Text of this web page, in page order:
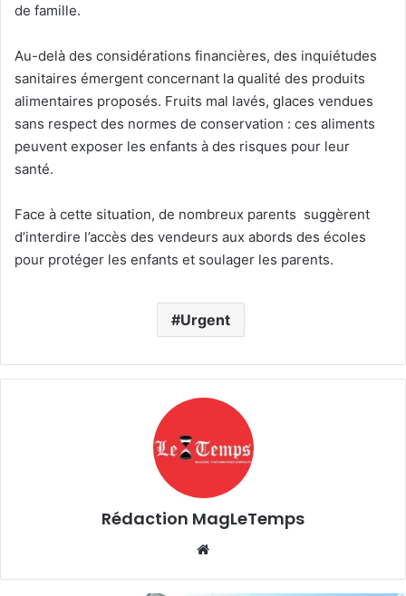
de famille.
Au-delà des considérations financières, des inquiétudes
sanitaires émergent concernant la qualité des produits
alimentaires proposés. Fruits mal lavés, glaces vendues
sans respect des normes de conservation : ces aliments
peuvent exposer les enfants à des risques pour leur
santé.
Face à cette situation, de nombreux parents suggèrent
d’interdire l’accès des vendeurs aux abords des écoles
pour protéger les enfants et soulager les parents.
Urgent
Rédaction MagLeTemps